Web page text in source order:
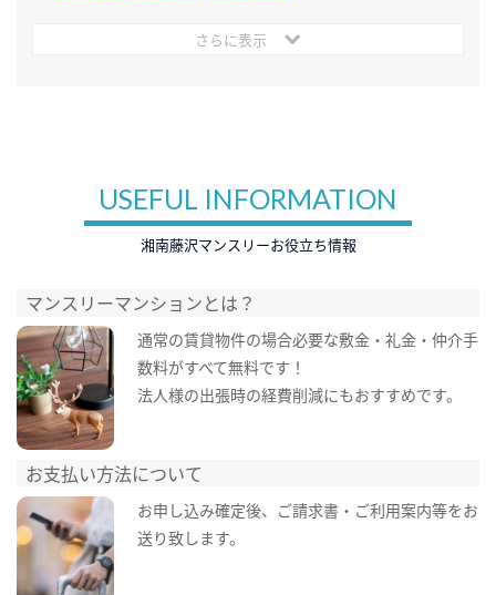
さらに表示
USEFUL INFORMATION
湘南藤沢マンスリーお役立ち情報
マンスリーマンションとは？
通常の賃貸物件の場合必要な敷金・礼金・仲介手
数料がすべて無料です！
法人様の出張時の経費削減にもおすすめです。
お支払い方法について
お申し込み確定後、ご請求書・ご利用案内等をお
送り致します。